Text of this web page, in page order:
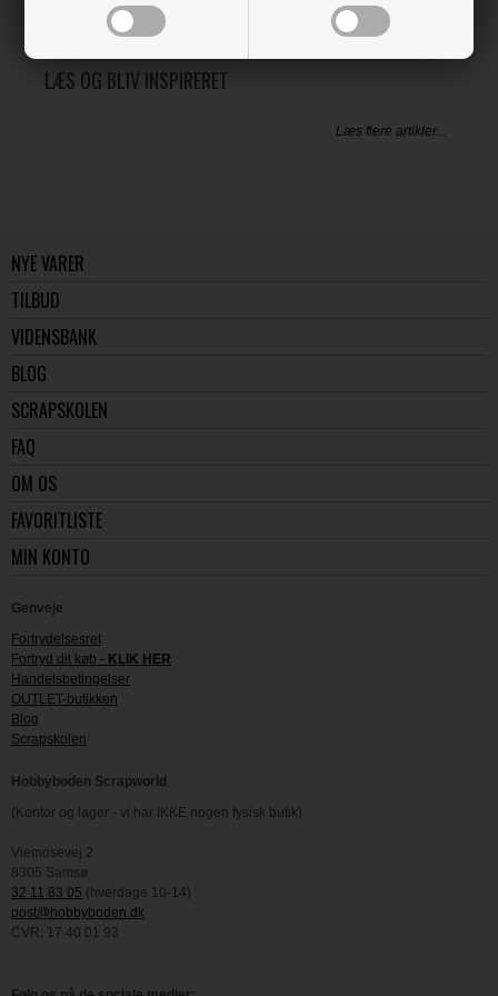
LÆS OG BLIV INSPIRERET
Læs flere artikler...
NYE VARER
TILBUD
VIDENSBANK
BLOG
SCRAPSKOLEN
FAQ
OM OS
FAVORITLISTE
MIN KONTO
Genveje
Fortrydelsesret
Fortryd dit køb - KLIK HER
Handelsbetingelser
OUTLET-butikken
Blog
Scrapskolen
Hobbyboden Scrapworld
(Kontor og lager - vi har IKKE nogen fysisk butik)
Viemosevej 2
8305 Samsø
32 11 83 05 (hverdage 10-14)
post@hobbyboden.dk
CVR: 17 40 01 93